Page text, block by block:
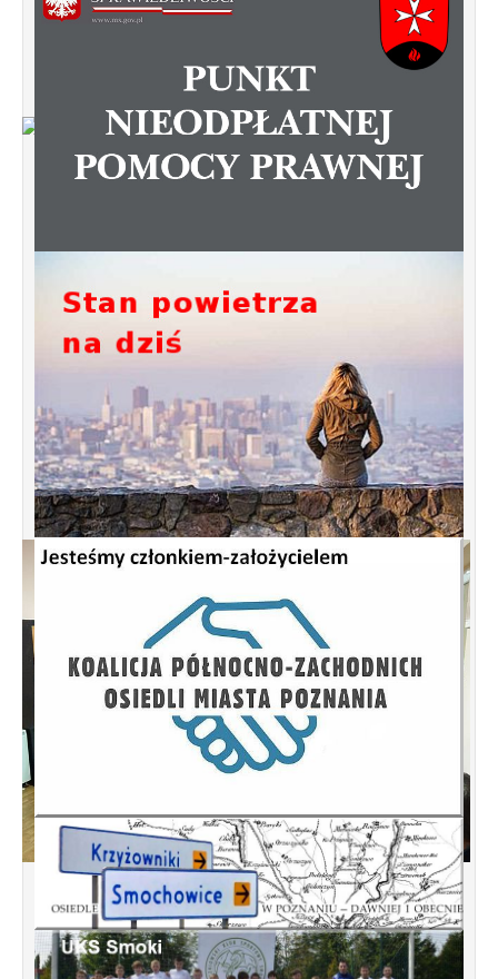
Od 1 stycznia 2023 roku zmiany w
funkcjonowaniu linii autobusowych
kursujących na Krzyżowniki-Smochowice
Spotkanie informacyjne w sprawie
budowy ulic Łebska, Łagowska,
Kociewska, Żukowska